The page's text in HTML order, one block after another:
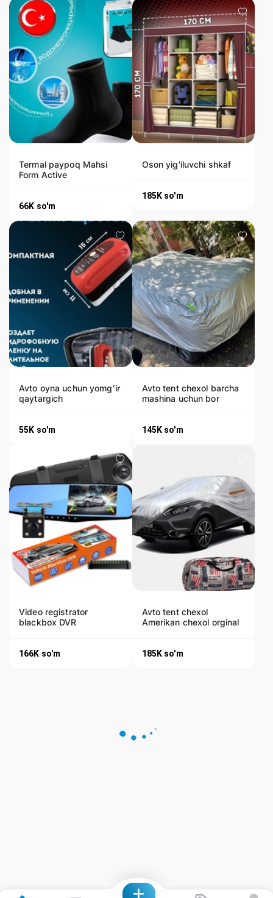
Termal paypoq Mahsi
Form Active
66K so'm
Oson yig'iluvchi shkaf
185K so'm
Avto oyna uchun yomgʻir
qaytargich
55K so'm
Avto tent chexol barcha
mashina uchun bor
145K so'm
Video registrator
blackbox DVR
166K so'm
Avto tent chexol
Amerikan chexol orginal
185K so'm